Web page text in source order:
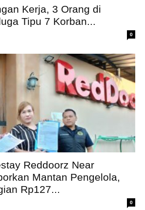
Kerja, 3 Orang di
Tipu 7 Korban...
0
Reddoorz Near
Mantan Pengelola,
Rp127...
0